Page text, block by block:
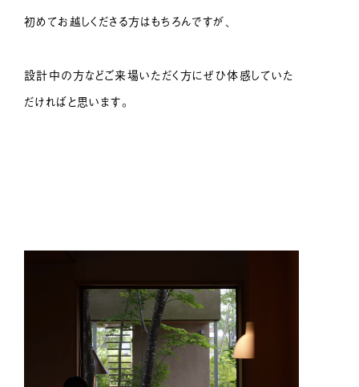
初めてお越しくださる方はもちろんですが、
設計中の方などご来場いただく方にぜひ体感していた
だければと思います。